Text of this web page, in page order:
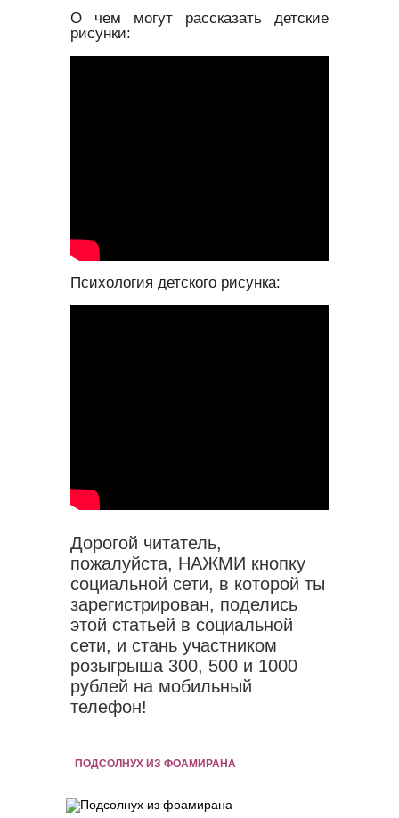
О чем могут рассказать детские
рисунки:
Психология детского рисунка:
Дорогой читатель,
пожалуйста, НАЖМИ кнопку
социальной сети, в которой ты
зарегистрирован, поделись
этой статьей в социальной
сети, и стань участником
розыгрыша 300, 500 и 1000
рублей на мобильный
телефон!
ПОДСОЛНУХ ИЗ ФОАМИРАНА